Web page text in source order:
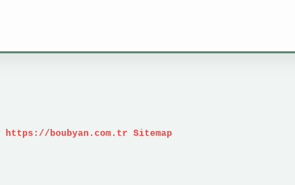
https://boubyan.com.tr Sitemap